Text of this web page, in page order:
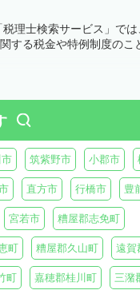
理士検索サービス」で
する税金や特例制度のこ
筑紫野市 小郡市
直方市 行橋市 豊
宮若市 糟屋郡志免町
町 糟屋郡久山町 遠賀
町 嘉穂郡桂川町 三潴